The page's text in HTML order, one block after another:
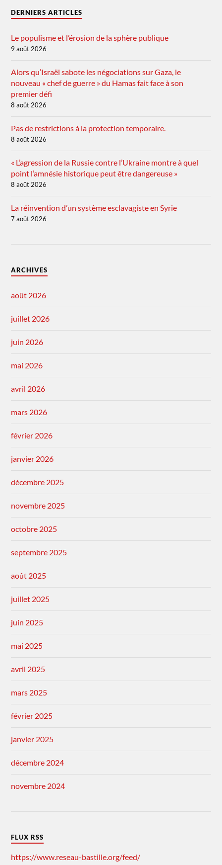
DERNIERS ARTICLES
Le populisme et l’érosion de la sphère publique
9 août 2026
Alors qu’Israël sabote les négociations sur Gaza, le
nouveau « chef de guerre » du Hamas fait face à son
premier défi
8 août 2026
Pas de restrictions à la protection temporaire.
8 août 2026
« L’agression de la Russie contre l’Ukraine montre à quel
point l’amnésie historique peut être dangereuse »
8 août 2026
La réinvention d’un système esclavagiste en Syrie
7 août 2026
ARCHIVES
août 2026
juillet 2026
juin 2026
mai 2026
avril 2026
mars 2026
février 2026
janvier 2026
décembre 2025
novembre 2025
octobre 2025
septembre 2025
août 2025
juillet 2025
juin 2025
mai 2025
avril 2025
mars 2025
février 2025
janvier 2025
décembre 2024
novembre 2024
FLUX RSS
https://www.reseau-bastille.org/feed/